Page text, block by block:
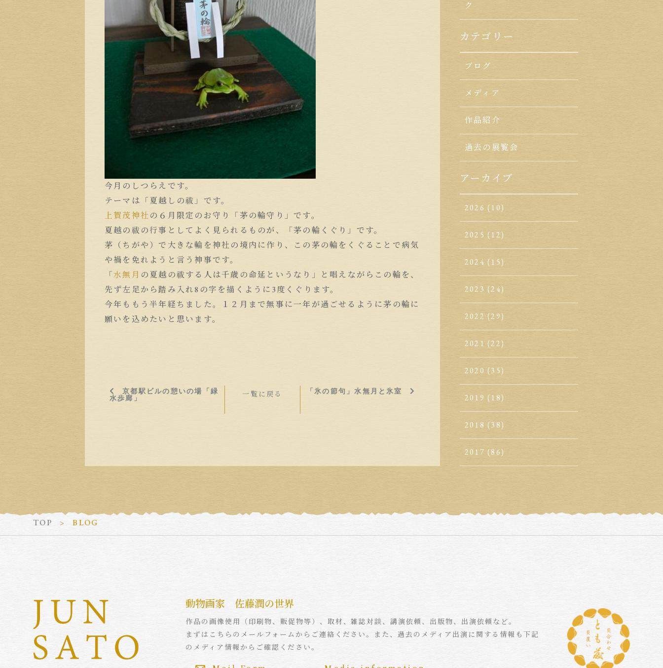
今月のしつらえです。
テーマは「夏越しの祓」です。
上賀茂神社 の６月限定のお守り「茅の輪守り」です。
夏越の祓の行事としてよく見られるものが、「茅の輪くぐり」です。
茅（ちがや）で大きな輪を神社の境内に作り、この茅の輪をくぐることで病気
や禍を免れようと言う神事です。
「水無月 の夏越の祓する人は千歳の命延というなり」と唱えながらこの輪を、
先ず左足から踏み入れ8の字を描くように3度くぐります。
今年ももう半年経ちました。１２月まで無事に一年が過ごせるように茅の輪に
願いを込めたいと思います。
京都駅ビルの憩いの場「緑
水歩廊」
一覧に戻る 「氷の節句」水無月と氷室
ク
カテゴリー
ブログ
メディア
作品紹介
過去の展覧会
アーカイブ
2026 (10)
2025 (12)
2024 (15)
2023 (24)
2022 (29)
2021 (22)
2020 (35)
2019 (18)
2018 (38)
2017 (86)
TOP BLOG
動物画家 佐藤潤の世界
作品の画像使用（印刷物、販促物等）、取材、雑誌対談、講演依頼、出版物、出演依頼など。
まずはこちらのメールフォームからご連絡ください。また、過去のメディア出演に関する情報も下記
のメディア情報からご確認ください。